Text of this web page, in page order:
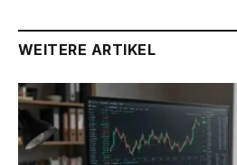
WEITERE ARTIKEL